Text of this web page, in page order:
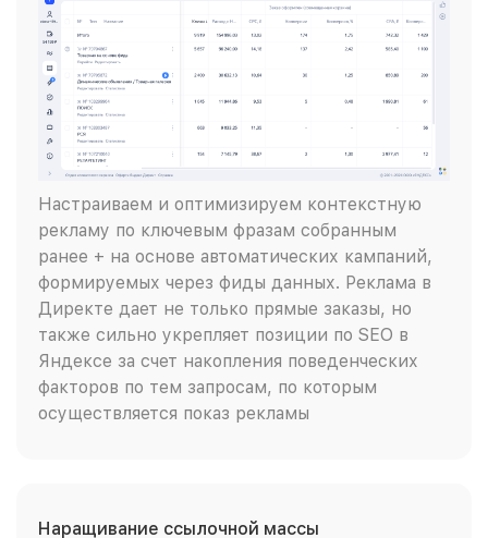
Настраиваем и оптимизируем контекстную
рекламу по ключевым фразам собранным
ранее + на основе автоматических кампаний,
формируемых через фиды данных. Реклама в
Директе дает не только прямые заказы, но
также сильно укрепляет позиции по SEO в
Яндексе за счет накопления поведенческих
факторов по тем запросам, по которым
осуществляется показ рекламы
Наращивание ссылочной массы